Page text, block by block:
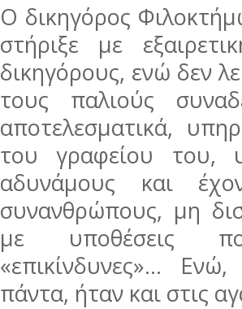
Ο δικηγόρος
στήριξε με
δικηγόρους, ενώ δεν
τους παλιούς
αποτελεσματικά,
του γραφείου του,
αδυνάμους και
συνανθρώπους, μη
με υποθέσεις
«επικίνδυνες»…
πάντα, ήταν και στις